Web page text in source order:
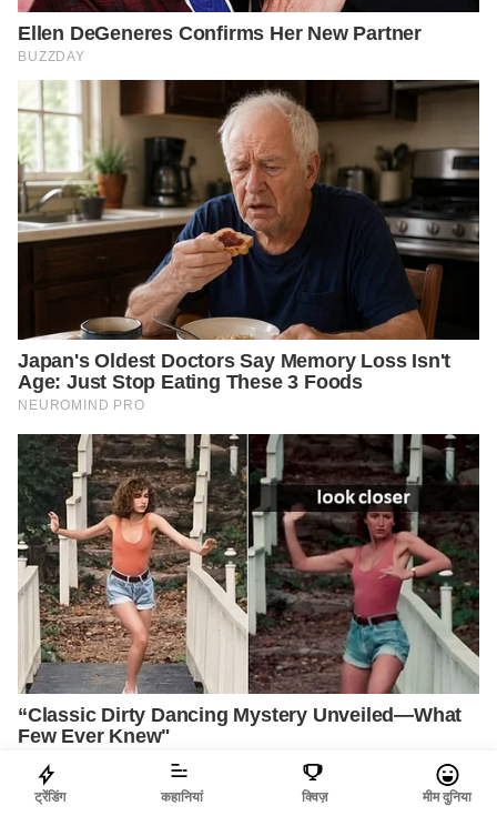
ट्रेंडिंग कहानियां क्विज़ मीम दुनिया